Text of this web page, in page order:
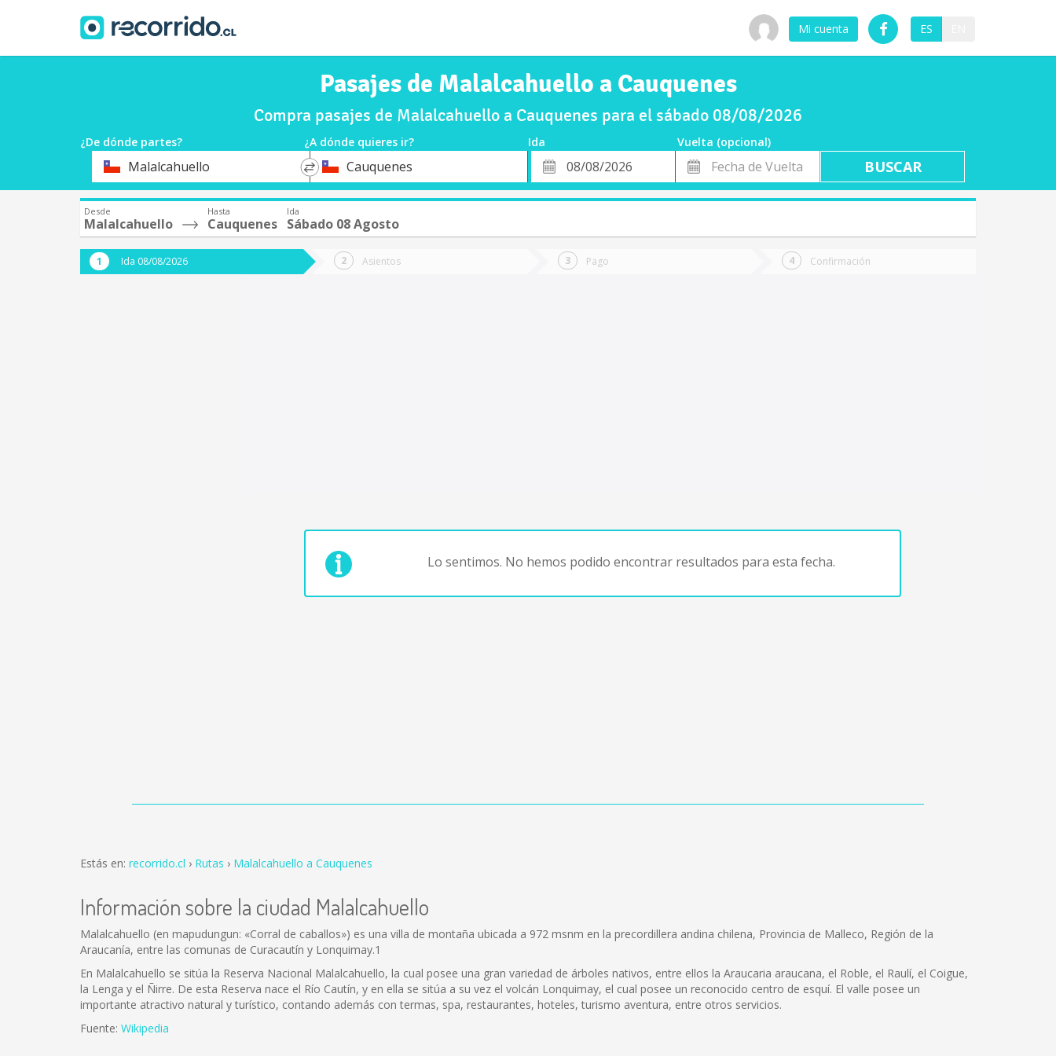
Mi cuenta ES
Pasajes de Malalcahuello a Cauquenes
Compra pasajes de Malalcahuello a Cauquenes para el sábado 08/08/2026
¿De dónde partes? ¿A dónde quieres ir? Ida
Vuelta (opcional)
OrigenMalalcahuello
*
DestinoCauquenes
Fecha
de
Fecha
de
Vuelta
Desde
Malalcahuello
Hasta
Cauquenes
Ida
Sábado 08 Agosto
Ida 08/08/2026 Asientos Pago Confirmación
Lo sentimos. No hemos podido encontrar resultados para esta fecha.
Estás en: recorrido.cl Rutas Malalcahuello a Cauquenes
Información sobre la ciudad Malalcahuello
Malalcahuello (en mapudungun: «Corral de caballos») es una villa de montaña ubicada a 972 msnm en la precordillera andina chilena, Provincia de Malleco, Región de la
Araucanía, entre las comunas de Curacautín y Lonquimay.1
En Malalcahuello se sitúa la Reserva Nacional Malalcahuello, la cual posee una gran variedad de árboles nativos, entre ellos la Araucaria araucana, el Roble, el Raulí, el Coigue,
la Lenga y el Ñirre. De esta Reserva nace el Río Cautín, y en ella se sitúa a su vez el volcán Lonquimay, el cual posee un reconocido centro de esquí. El valle posee un
importante atractivo natural y turístico, contando además con termas, spa, restaurantes, hoteles, turismo aventura, entre otros servicios.
Fuente: Wikipedia